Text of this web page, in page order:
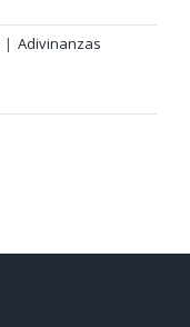
| Adivinanzas